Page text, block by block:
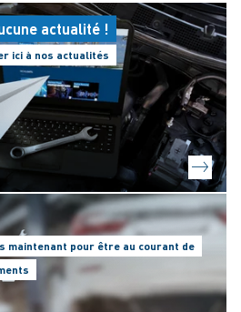
actualité !
ici à nos actualités
maintenant pour être au courant de